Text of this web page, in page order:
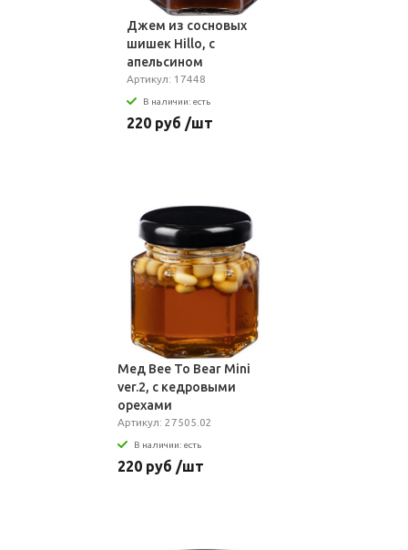
Джем из сосновых
шишек Hillo, с
апельсином
Артикул: 17448
В наличии: есть
220 руб /шт
Мед Bee To Bear Mini
ver.2, с кедровыми
орехами
Артикул: 27505.02
В наличии: есть
220 руб /шт